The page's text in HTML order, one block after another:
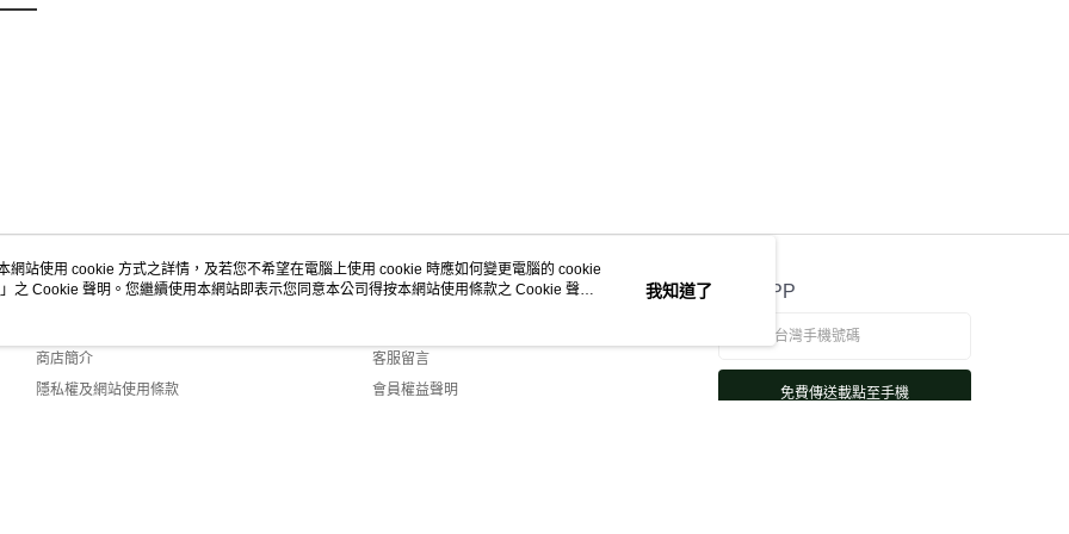
關於我們
商店簡介
隱私權及網站使用條款
客服資訊
客服留言
會員權益聲明
官方APP
免費傳送載點至手機
網站使用 cookie 方式之詳情，及若您不希望在電腦上使用 cookie 時應如何變更電腦的 cookie
」之 Cookie 聲明。您繼續使用本網站即表示您同意本公司得按本網站使用條款之 Cookie 聲明
我知道了